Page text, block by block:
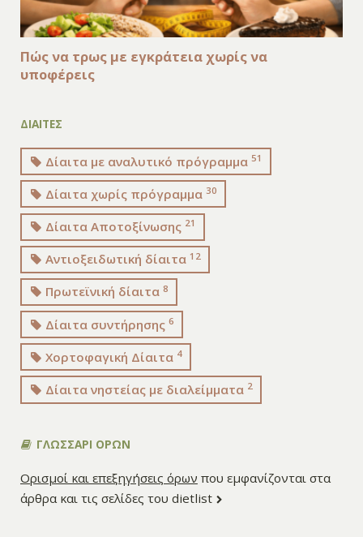
Πώς να τρως με εγκράτεια χωρίς να
υποφέρεις
ΔΙΑΙΤΕΣ
Δίαιτα με αναλυτικό πρόγραμμα51
Δίαιτα χωρίς πρόγραμμα 30
Δίαιτα Αποτοξίνωσης 21
Αντιοξειδωτική δίαιτα 12
Πρωτεϊνική δίαιτα8
Δίαιτα συντήρησης6
Χορτοφαγική Δίαιτα 4
Δίαιτα νηστείας με διαλείμματα 2
ΓΛΩΣΣΑΡΙ ΟΡΩΝ
Ορισμοί και επεξηγήσεις όρων που εμφανίζονται στα
άρθρα και τις σελίδες του dietlist